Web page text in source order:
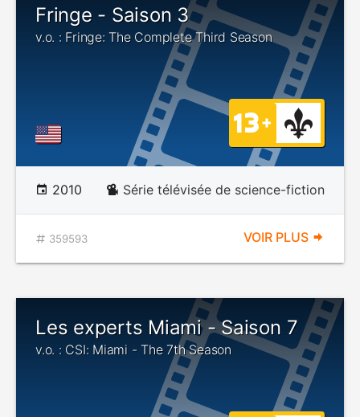
Fringe - Saison 3
v.o. : Fringe: The Complete Third Season
2010 Série télévisée de science-fiction
359593 VOIR PLUS
Les experts Miami - Saison 7
v.o. : CSI: Miami - The 7th Season